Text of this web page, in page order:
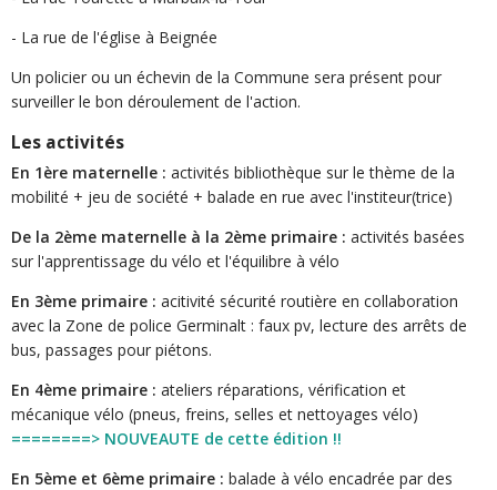
- La rue de l'église à Beignée
Un policier ou un échevin de la Commune sera présent pour
surveiller le bon déroulement de l'action.
Les activités
En 1ère maternelle : activités bibliothèque sur le thème de la
mobilité + jeu de société + balade en rue avec l'institeur(trice)
De la 2ème maternelle à la 2ème primaire : activités basées
sur l'apprentissage du vélo et l'équilibre à vélo
En 3ème primaire : acitivité sécurité routière en collaboration
avec la Zone de police Germinalt : faux pv, lecture des arrêts de
bus, passages pour piétons.
En 4ème primaire : ateliers réparations, vérification et
mécanique vélo (pneus, freins, selles et nettoyages vélo)
========> NOUVEAUTE de cette édition !!
En 5ème et 6ème primaire : balade à vélo encadrée par des